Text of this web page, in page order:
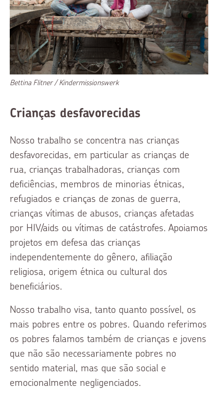
Bettina Flitner / Kindermissionswerk
Crianças desfavorecidas
Nosso trabalho se concentra nas crianças
desfavorecidas, em particular as crianças de
rua, crianças trabalhadoras, crianças com
deficiências, membros de minorias étnicas,
refugiados e crianças de zonas de guerra,
crianças vítimas de abusos, crianças afetadas
por HIV/aids ou vítimas de catástrofes. Apoiamos
projetos em defesa das crianças
independentemente do gênero, afiliação
religiosa, origem étnica ou cultural dos
beneficiários.
Nosso trabalho visa, tanto quanto possível, os
mais pobres entre os pobres. Quando referimos
os pobres falamos também de crianças e jovens
que não são necessariamente pobres no
sentido material, mas que são social e
emocionalmente negligenciados.